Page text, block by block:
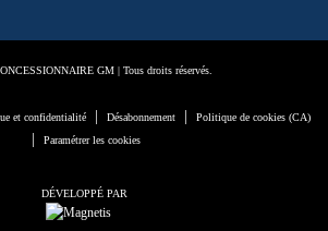
GM | Tous droits réservés.
et confidentialité Désabonnement Politique de cookies (CA)
Paramétrer les cookies
DÉVELOPPÉ PAR